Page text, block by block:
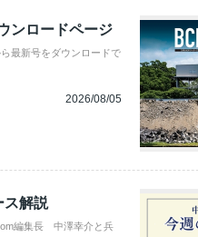
ンロードページ
最新号をダウンロードで
2026/08/05
ス解説
編集長 中澤幸介と兵